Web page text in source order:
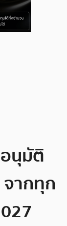
นุมัติ
จากทุก